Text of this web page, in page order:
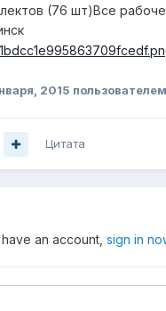
(76 шт)Все
2015
Цитата
an account, sign in